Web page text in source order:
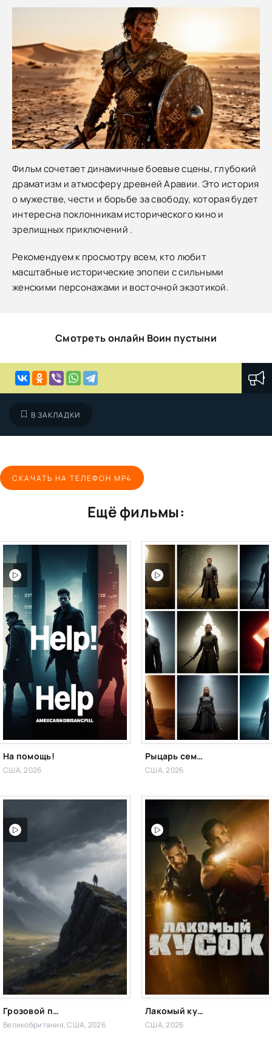
Фильм сочетает динамичные боевые сцены, глубокий
драматизм и атмосферу древней Аравии. Это история
о мужестве, чести и борьбе за свободу, которая будет
интересна поклонникам исторического кино и
зрелищных приключений .
Рекомендуем к просмотру всем, кто любит
масштабные исторические эпопеи с сильными
женскими персонажами и восточной экзотикой.
Смотреть онлайн Воин пустыни
В ЗАКЛАДКИ
СКАЧАТЬ НА ТЕЛЕФОН MP4
Ещё фильмы:
На помощь!
США, 2026
Рыцарь семи королевств 1-7 серия
США, 2026
Грозовой перевал 2026
Великобритания, США, 2026
Лакомый кусок
США, 2026